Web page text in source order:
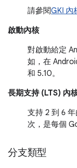
請參閱GKI 內
啟動內核
對啟動給定
如，在
和 5.10。
長期支持 (LTS) 內
支持 2 到 6 年
次，是每個
分支類型